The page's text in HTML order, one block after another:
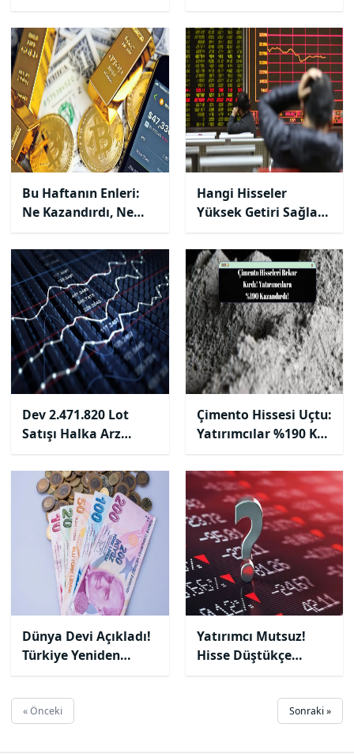
Oldu!!
Oldu?
Bu Haftanın Enleri:
Ne Kazandırdı, Ne
Kaybettirdi?
Hangi Hisseler
Yüksek Getiri Sağladı
? Hangileri
Kaybettirdi?
Dev 2.471.820 Lot
Satışı Halka Arz
Hissesini Yere Serdi!
Çimento Hissesi Uçtu:
Yatırımcılar %190 Kar
Kazandı!
Dünya Devi Açıkladı!
Türkiye Yeniden
Oyunda!
Yatırımcı Mutsuz!
Hisse Düştükçe
Düşüyor!
« Önceki Sonraki »